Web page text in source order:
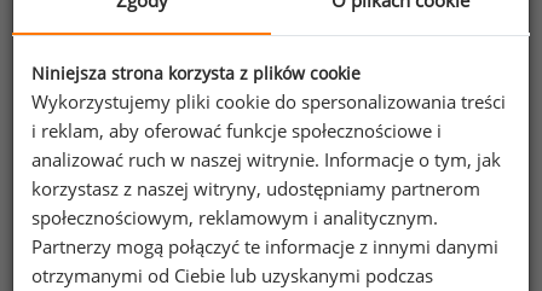
Jeżeli posiadasz dostęp, do pełnego raportu
jednego z powyższych stanowisk możesz za
jego pomocą sprawdzić raporty dla
pozostałych.
Wykorzystaj kod
Aby otrzymać darmowy kod dostępu weź udział
wOgólnopolskim Badaniu Wynagrodzeń.
Niniejsza strona korzysta z plików cookie
Wykorzystujemy pliki cookie do spersonalizowania treści
i reklam, aby oferować funkcje społecznościowe i
analizować ruch w naszej witrynie. Informacje o tym, jak
korzystasz z naszej witryny, udostępniamy partnerom
społecznościowym, reklamowym i analitycznym.
Partnerzy mogą połączyć te informacje z innymi danymi
otrzymanymi od Ciebie lub uzyskanymi podczas